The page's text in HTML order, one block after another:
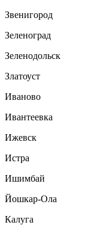
Звенигород
Зеленоград
Зеленодольск
Златоуст
Иваново
Ивантеевка
Ижевск
Истра
Ишимбай
Йошкар-Ола
Калуга